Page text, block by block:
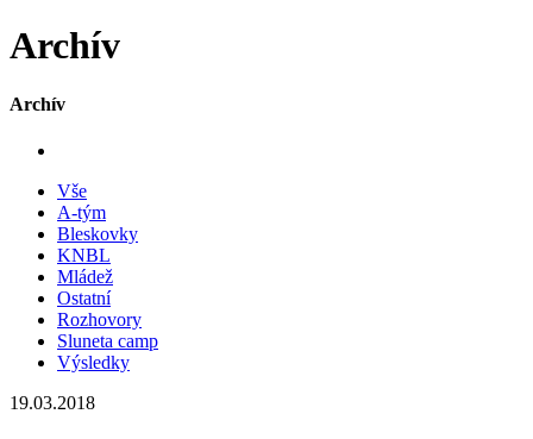
Archív
Archív
Vše
A-tým
Bleskovky
KNBL
Mládež
Ostatní
Rozhovory
Sluneta camp
Výsledky
19.03.2018